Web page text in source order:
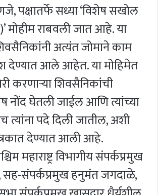
पक्षातर्फे सध्या ‘विशेष सखोल
मोहीम राबवली जात आहे. या
अत्यंत जोमाने काम
आले आहेत. या मोहिमेत
करणाऱ्या शिवसैनिकांची
नोंद घेतली जाईल आणि त्यांच्या
त्यांना पदे दिली जातील, अशी
देण्यात आली आहे.
महाराष्ट्र विभागीय संपर्कप्रमुख
संपर्कप्रमुख हनुमंत जगदाळे,